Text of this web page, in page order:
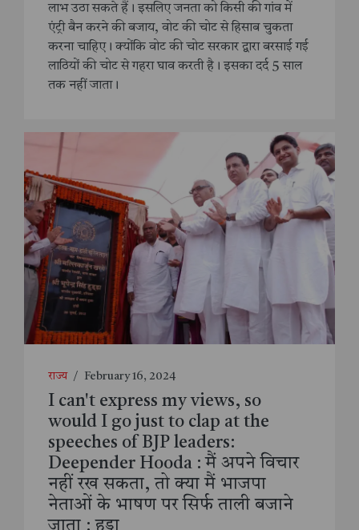
लाभ उठा सकते हैं। इसलिए जनता को किसी की गांव में
एंट्री बैन करने की बजाय, वोट की चोट से हिसाब चुकता
करना चाहिए। क्योंकि वोट की चोट सरकार द्वारा बरसाई गई
लाठियों की चोट से गहरा घाव करती है। इसका दर्द 5 साल
तक नहीं जाता।
राज्य / February 16, 2024
I can't express my views, so
would I go just to clap at the
speeches of BJP leaders:
Deepender Hooda : मैं अपने विचार
नहीं रख सकता, तो क्या मैं भाजपा
नेताओं के भाषण पर सिर्फ ताली बजाने